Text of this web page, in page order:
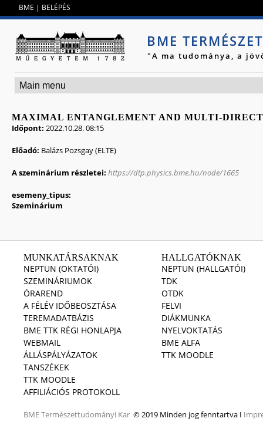
BME | BELÉPÉS
BME
"A ma tudománya, a
MAXIMAL ENTANGLEMENT AND MULTI-
Időpont: 2022.10.28. 08:15
Előadó: Balázs Pozsgay (ELTE)
A szeminárium részletei: https://dtp.physics.bme.hu/node/1665
esemeny_tipus:
Szeminárium
MUNKATÁRSAKNAK
NEPTUN (OKTATÓI)
SZEMINÁRIUMOK
ÓRAREND
A FÉLÉV IDŐBEOSZTÁSA
TEREMADATBÁZIS
BME TTK RÉGI HONLAPJA
WEBMAIL
ÁLLÁSPÁLYÁZATOK
TANSZÉKEK
TTK MOODLE
AFFILIÁCIÓS PROTOKOLL
BMETermészettudományi Kar © 2019 Minden jog fenntartva I
HALLGATÓKNAK
NEPTUN (HALLGATÓI)
TDK
OTDK
FELVI
DIÁKMUNKA
NYELVOKTATÁS
BME ALFA
TTK MOODLE